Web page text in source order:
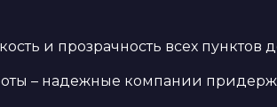
и прозрачность всех
– надежные компании